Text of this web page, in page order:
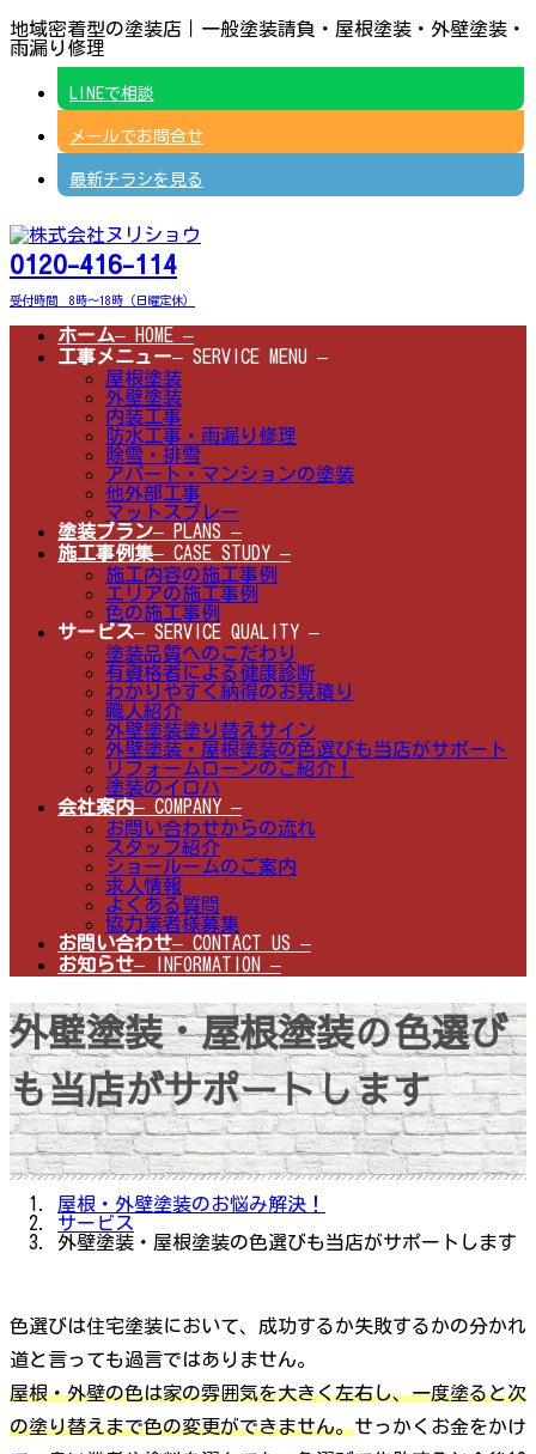
コ
ン
ナ
ビ
地域密着型の塗装店｜一般塗装請負・屋根塗装・外壁塗装・
雨漏り修理
LINEで相談
メールでお問合せ
最新チラシを見る
0120-416-114
受付時間 8時～18時（日曜定休）
ホーム– HOME –
工事メニュー– SERVICE MENU –
屋根塗装
外壁塗装
内装工事
防水工事・雨漏り修理
除雪・排雪
アパート・マンションの塗装
他外部工事
マットスプレー
塗装プラン– PLANS –
施工事例集– CASE STUDY –
施工内容の施工事例
エリアの施工事例
色の施工事例
サービス– SERVICE QUALITY –
塗装品質へのこだわり
有資格者による健康診断
わかりやすく納得のお見積り
職人紹介
外壁塗装塗り替えサイン
外壁塗装・屋根塗装の色選びも当店がサポート
リフォームローンのご紹介！
塗装のイロハ
会社案内– COMPANY –
お問い合わせからの流れ
スタッフ紹介
ショールームのご案内
求人情報
よくある質問
協力業者様募集
お問い合わせ– CONTACT US –
お知らせ– INFORMATION –
外壁塗装・屋根塗装の色選び
も当店がサポートします
屋根・外壁塗装のお悩み解決！
サービス
外壁塗装・屋根塗装の色選びも当店がサポートします
色選びは住宅塗装において、成功するか失敗するかの分かれ
道と言っても過言ではありません。
屋根・外壁の色は家の雰囲気を大きく左右し、一度塗ると次
の塗り替えまで色の変更ができません。せっかくお金をかけ